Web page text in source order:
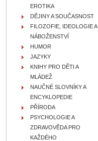
EROTIKA
DĚJINY A SOUČASNOST
FILOZOFIE, IDEOLOGIE A
NÁBOŽENSTVÍ
HUMOR
JAZYKY
KNIHY PRO DĚTI A
MLÁDEŽ
NAUČNÉ SLOVNÍKY A
ENCYKLOPEDIE
PŘÍRODA
PSYCHOLOGIE A
ZDRAVOVĚDA PRO
KAŽDÉHO